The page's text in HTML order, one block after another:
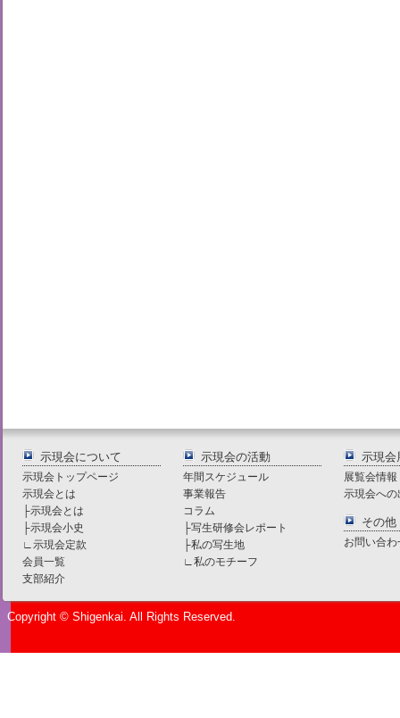
示現会について
示現会トップページ
示現会とは
├示現会とは
├示現会小史
∟ 示現会定款
会員一覧
支部紹介
示現会の活動
年間スケジュール
事業報告
コラム
├写生研修会レポート
├私の写生地
∟ 私のモチーフ
示現会
展覧会情報
示現会へ
その他
お問い合
Copyright © Shigenkai. All Rights Reserved.